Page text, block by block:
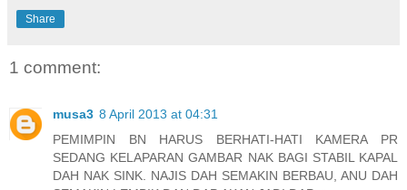
Share
1 comment:
musa3 8 April 2013 at 04:31
PEMIMPIN BN HARUS BERHATI-HATI KAMERA PR
SEDANG KELAPARAN GAMBAR NAK BAGI STABIL KAPAL
DAH NAK SINK. NAJIS DAH SEMAKIN BERBAU, ANU DAH